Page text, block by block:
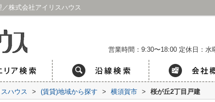
株式会社アイリスハウス
営業時間：9:30〜18:00 定休日：水
ハウス > (賃貸)地域から探す > 横須賀市 > 桜が丘2丁目戸建